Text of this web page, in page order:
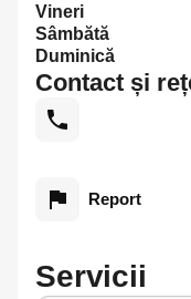
Servicii
Vineri
Sâmbătă
Duminică
Contact și
Report